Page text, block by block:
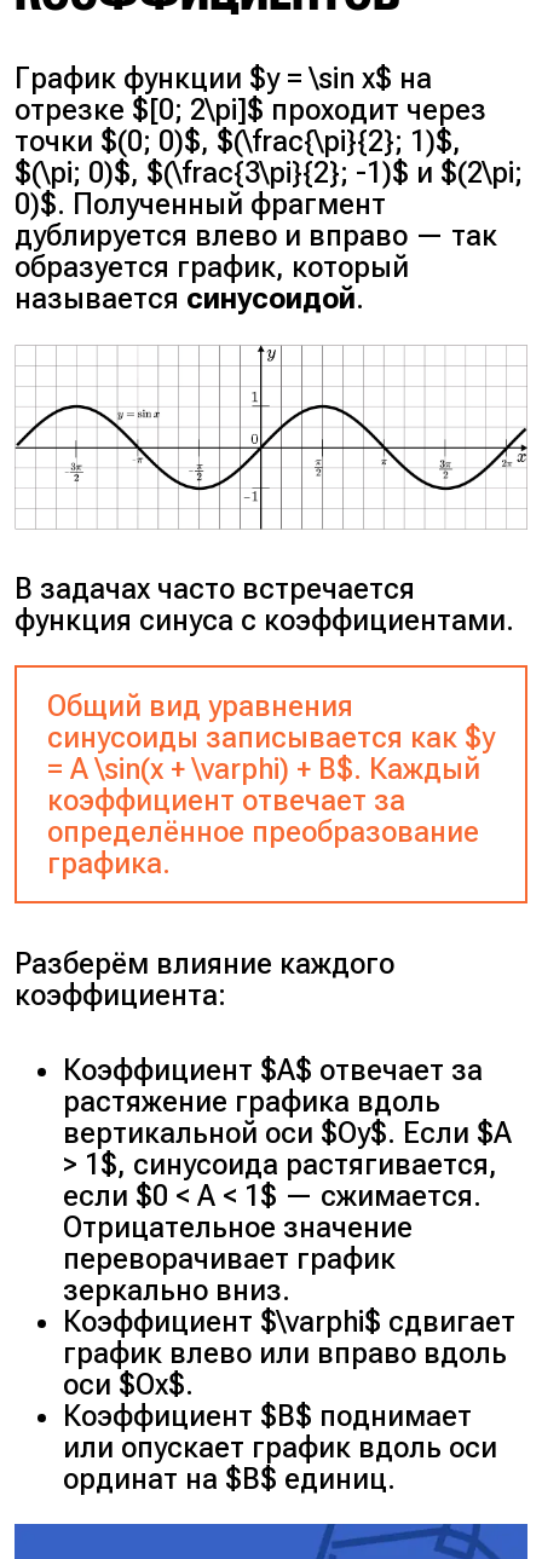
График функции $y = \sin x$ на
отрезке $[0; 2\pi]$ проходит через
точки $(0; 0)$, $(\frac{\pi}{2}; 1)$,
$(\pi; 0)$, $(\frac{3\pi}{2}; -1)$ и $(2\pi;
0)$. Полученный фрагмент
дублируется влево и вправо — так
образуется график, который
называется синусоидой.
В задачах часто встречается
функция синуса с коэффициентами.
Общий вид уравнения
синусоиды записывается как $y
= A \sin(x + \varphi) + B$. Каждый
коэффициент отвечает за
определённое преобразование
графика.
Разберём влияние каждого
коэффициента:
Коэффициент $A$ отвечает за
растяжение графика вдоль
вертикальной оси $Oy$. Если $A
> 1$, синусоида растягивается,
если $0 < A < 1$ — сжимается.
Отрицательное значение
переворачивает график
зеркально вниз.
Коэффициент $\varphi$ сдвигает
график влево или вправо вдоль
оси $Ox$.
Коэффициент $B$ поднимает
или опускает график вдоль оси
ординат на $B$ единиц.